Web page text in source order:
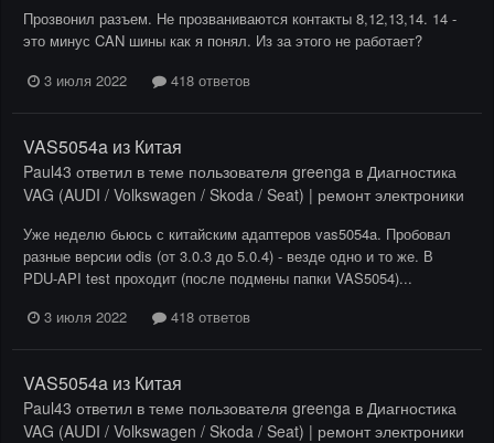
Прозвонил разъем. Не прозваниваются контакты 8,12,13,14. 14 -
это минус CAN шины как я понял. Из за этого не работает?
3 июля 2022
418 ответов
VAS5054a из Китая
Paul43 ответил в теме пользователя greenga в Диагностика
VAG (AUDI / Volkswagen / Skoda / Seat) | ремонт электроники
Уже неделю бьюсь с китайским адаптеров vas5054a. Пробовал
разные версии odis (от 3.0.3 до 5.0.4) - везде одно и то же. В
PDU-API test проходит (после подмены папки VAS5054)...
3 июля 2022
418 ответов
VAS5054a из Китая
Paul43 ответил в теме пользователя greenga в Диагностика
VAG (AUDI / Volkswagen / Skoda / Seat) | ремонт электроники